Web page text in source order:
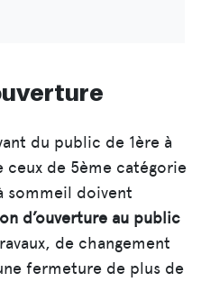
du public de 1ère à
ceux de 5ème catégorie
sommeil doivent
d’ouverture au public
de changement
fermeture de plus de